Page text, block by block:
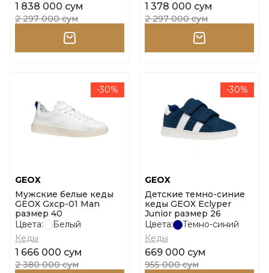
1 838 000 сум
2 297 000 сум
1 378 000 сум
2 297 000 сум
-30%
GEOX
Мужские белые кеды
GEOX Gxcp-01 Man
размер 40
Цвета:
Белый
Кеды
1 666 000 сум
2 380 000 сум
-30%
GEOX
Детские темно-синие
кеды GEOX Eclyper
Junior размер 26
Цвета:
Темно-синий
Кеды
669 000 сум
955 000 сум